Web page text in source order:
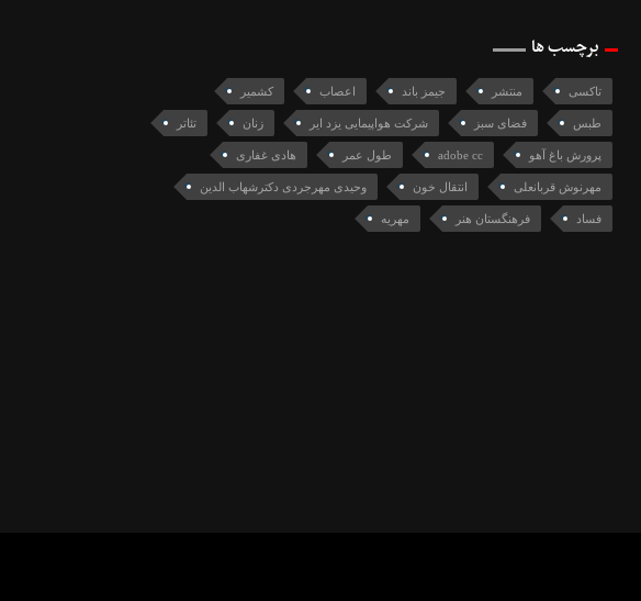
برچسب ها
تاکسی منتشر جیمز باند اعصاب کشمیر
طبس فضای سبز شرکت هواپیمایی یزد ایر زنان تئاتر
پرورش باغ آهو adobe cc طول عمر هادی غفاری
مهرنوش قربانعلی انتقال خون وحیدی مهرجردی دکترشهاب الدین
فساد فرهنگستان هنر مهریه